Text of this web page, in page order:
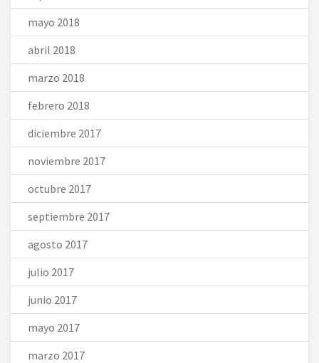
mayo 2018
abril 2018
marzo 2018
febrero 2018
diciembre 2017
noviembre 2017
octubre 2017
septiembre 2017
agosto 2017
julio 2017
junio 2017
mayo 2017
marzo 2017